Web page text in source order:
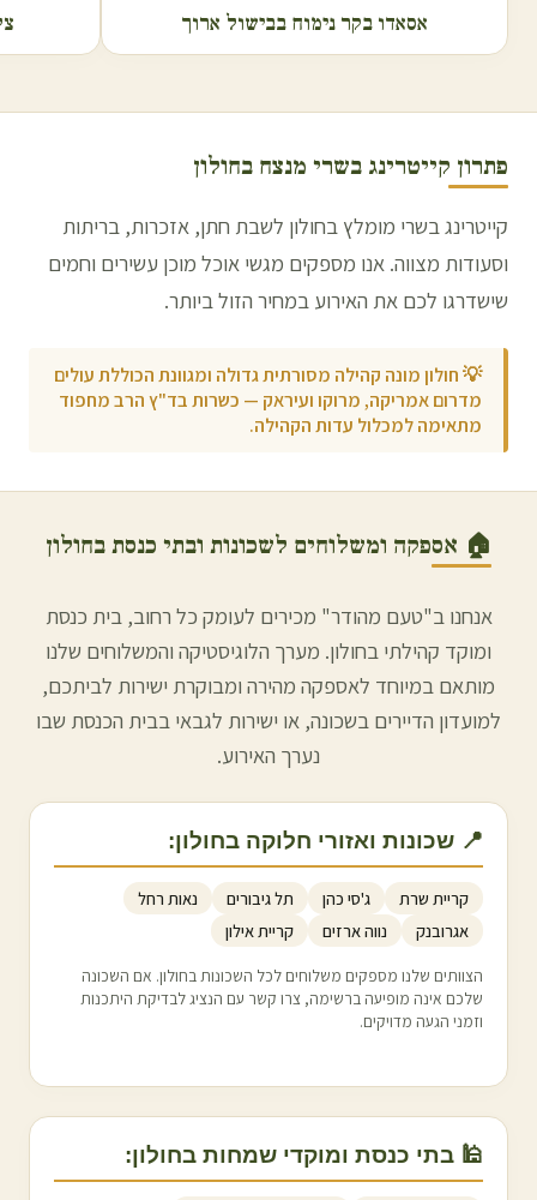
אסאדו בקר נימוח בבישול ארוך
פתרון קייטרינג בשרי מנצח בחולון
קייטרינג בשרי מומלץ בחולון לשבת חתן, אזכרות, בריתות
וסעודות מצווה. אנו מספקים מגשי אוכל מוכן עשירים וחמים
שישדרגו לכם את האירוע במחיר הזול ביותר.
💡חולון מונה קהילה מסורתית גדולה ומגוונת הכוללת עולים
מדרום אמריקה, מרוקו ועיראק — כשרות בד"ץ הרב מחפוד
מתאימה למכלול עדות הקהילה.
🏠 אספקה ומשלוחים לשכונות ובתי כנסת בחולון
אנחנו ב"טעם מהודר" מכירים לעומק כל רחוב, בית כנסת
ומוקד קהילתי בחולון. מערך הלוגיסטיקה והמשלוחים שלנו
מותאם במיוחד לאספקה מהירה ומבוקרת ישירות לביתכם,
למועדון הדיירים בשכונה, או ישירות לגבאי בבית הכנסת שבו
נערך האירוע.
📍 שכונות ואזורי חלוקה בחולון:
קריית שרת ג'סי כהן תל גיבורים
נאות רחל
אגרובנק
נווה ארזים קריית אילון
הצוותים שלנו מספקים משלוחים לכל השכונות בחולון. אם השכונה
שלכם אינה מופיעה ברשימה, צרו קשר עם הנציג לבדיקת היתכנות
וזמני הגעה מדויקים.
🕌 בתי כנסת ומוקדי שמחות בחולון: